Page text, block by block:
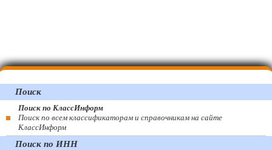
Поиск
Поиск по КлассИнформ
Поиск по всем классификаторам и справочникам на сайте
КлассИнформ
Поиск по ИНН